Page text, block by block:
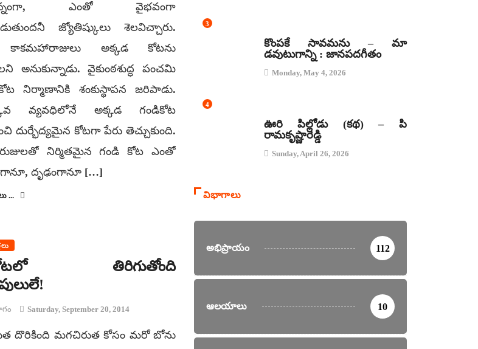
ఎంతో వైభవంగా
జ్యోతిష్కులు శెలవిచ్చారు.
అక్కడ కోటను
అనుకున్నాడు. వైకుంఠశుద్ధ పంచమి
నిర్మాణానికి శంకుస్థాపన జరిపాడు.
వ్యవధిలోనే అక్కడ గండికోట
దుర్భేద్యమైన కోటగా పేరు తెచ్చుకుంది.
నిర్మితమైన గండి కోట ఎంతో
దృఢంగానూ […]
...
తిరిగుతోంది
Saturday, September 20, 2014
దొరికింది మగచిరుత కోసం మరో బోను
3
కొంపకే సావమను – మా
డవుటుగాన్ని : జానపదగీతం
Monday, May 4, 2026
4
ఊరి పిల్లోడు (కథ) – పి
రామకృష్ణారెడ్డి
Sunday, April 26, 2026
విభాగాలు
అభిప్రాయం 112
ఆలయాలు 10